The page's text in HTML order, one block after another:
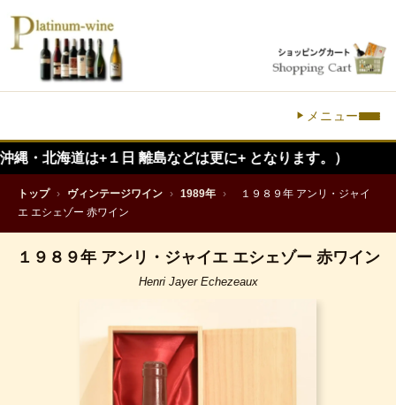
メニュー
１日 離島などは更に+ となります。）
トップ › ヴィンテージワイン › 1989年 ›
１９８９年 アンリ・ジャイ
エ エシェゾー 赤ワイン
１９８９年 アンリ・ジャイエ エシェゾー 赤ワイン
Henri Jayer Echezeaux